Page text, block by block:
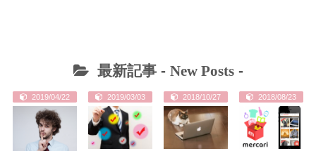
最新記事 - New Posts-
2019/04/22 2019/03/03 2018/10/27 2018/08/23